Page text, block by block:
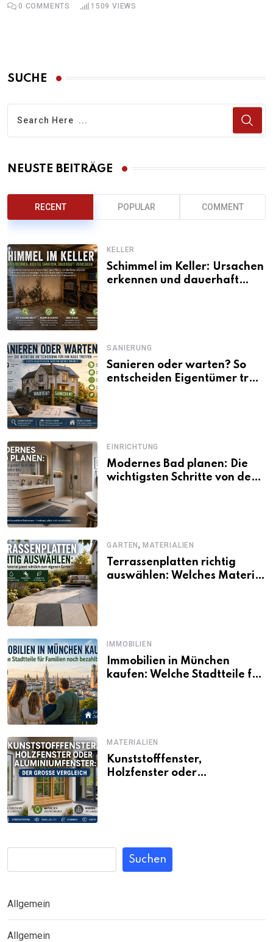
0 COMMENTS 1509 VIEWS
SUCHE
NEUSTE BEITRÄGE
RECENT POPULAR COMMENT
KELLER
Schimmel im Keller: Ursachen
erkennen und dauerhaft
SANIERUNG
Sanieren oder warten? So
entscheiden Eigentümer trotz
EINRICHTUNG
Modernes Bad planen: Die
wichtigsten Schritte von der
GARTEN,MATERIALIEN
Terrassenplatten richtig
auswählen: Welches Material
IMMOBILIEN
Immobilien in München
kaufen: Welche Stadtteile für
MATERIALIEN
Kunststofffenster,
Holzfenster oder
Suchen
Allgemein
Allgemein